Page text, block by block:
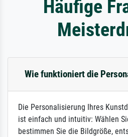
Häufige
Wie funktioniert die
Die Personalisierung Ihres
ist einfach und intuitiv: Wählen
bestimmen Sie die Bildgröße,